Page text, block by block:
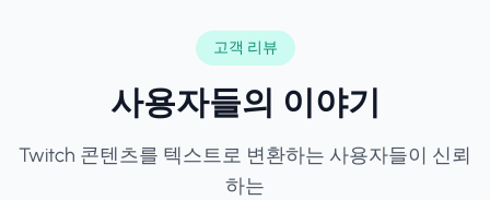
고객 리뷰
사용자들의 이야기
Twitch 콘텐츠를 텍스트로 변환하는 사용자들이 신뢰
하는